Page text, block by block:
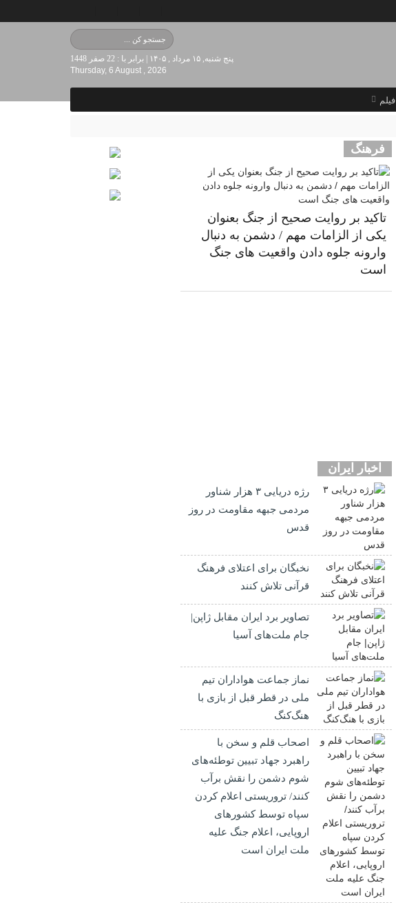
پنج شنبه, ۱۵ مرداد , ۱۴۰۵ | برابر با : 22 صفر 1448
Thursday, 6 August , 2026
فیلم
فرهنگ
تاکید بر روایت صحیح از جنگ بعنوان
یکی از الزامات مهم / دشمن به دنبال
وارونه جلوه دادن واقعیت های جنگ
است
اخبار ایران
رژه دریایی ۳ هزار شناور
مردمی جبهه مقاومت در روز
قدس
نخبگان برای اعتلای فرهنگ
قرآنی تلاش کنند
تصاویر برد ایران مقابل ژاپن|
جام ملت‌های آسیا
نماز جماعت هواداران تیم
ملی در قطر قبل از بازی با
هنگ‌کنگ
اصحاب قلم و سخن با
راهبرد جهاد تبیین توطئه‌های
شوم دشمن را نقش برآب
کنند/ تروریستی اعلام کردن
سپاه توسط کشورهای
اروپایی، اعلام جنگ علیه
ملت ایران است